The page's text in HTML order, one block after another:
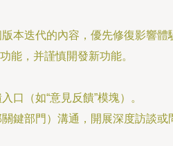
本迭代的內容，優先修復影響體
能，并謹慎開發新功能。
口（如“意見反饋”模塊）。
鍵部門）溝通，開展深度訪談或